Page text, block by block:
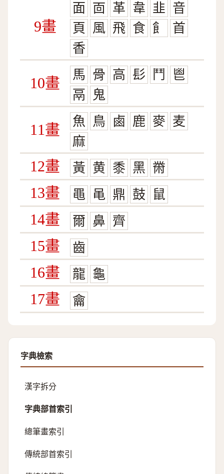
9畫
面 靣 革 韋 韭 音
頁
風 飛 食 飠
首
香
10畫 馬 骨 高 髟 鬥
鬯
鬲
鬼
11畫 魚 鳥 鹵 鹿 麥 麦
麻
12畫 黃 黄 黍 黑 黹
13畫 黽 黾 鼎 鼓 鼠
14畫 爾 鼻 齊
15畫 齒
16畫 龍 龜
17畫 龠
字典檢索
漢字拆分
字典部首索引
總筆畫索引
傳統部首索引